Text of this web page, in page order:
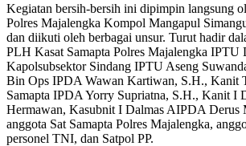
Kegiatan bersih-bersih ini dipimpin langsung
Polres Majalengka Kompol Mangapul
dan diikuti oleh berbagai unsur. Turut hadir
PLH Kasat Samapta Polres Majalengka IPTU
Kapolsubsektor Sindang IPTU Aseng
Bin Ops IPDA Wawan Kartiwan, S.H., Kanit
Samapta IPDA Yorry Supriatna, S.H., Kanit I
Hermawan, Kasubnit I Dalmas AIPDA Derus
anggota Sat Samapta Polres Majalengka,
personel TNI, dan Satpol PP.